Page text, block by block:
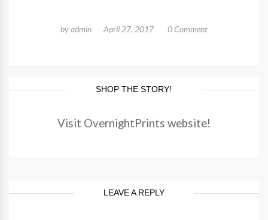
byadmin April 27, 2017 0 Comment
SHOP THE STORY!
Visit OvernightPrints website!
LEAVE A REPLY